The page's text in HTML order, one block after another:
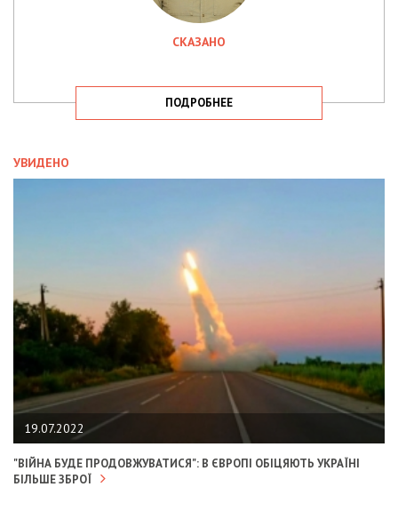
СКАЗАНО
ПОДРОБНЕЕ
УВИДЕНО
19.07.2022
"ВІЙНА БУДЕ ПРОДОВЖУВАТИСЯ": В ЄВРОПІ ОБІЦЯЮТЬ УКРАЇНІ
БІЛЬШЕ ЗБРОЇ